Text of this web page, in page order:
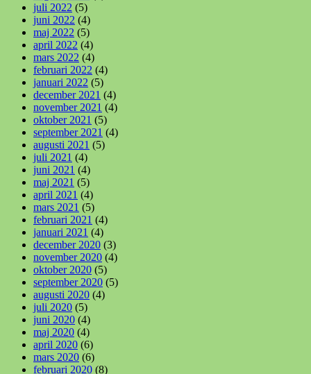
juli 2022 (5)
juni 2022 (4)
maj 2022 (5)
april 2022 (4)
mars 2022 (4)
februari 2022 (4)
januari 2022 (5)
december 2021 (4)
november 2021 (4)
oktober 2021 (5)
september 2021 (4)
augusti 2021 (5)
juli 2021 (4)
juni 2021 (4)
maj 2021 (5)
april 2021 (4)
mars 2021 (5)
februari 2021 (4)
januari 2021 (4)
december 2020 (3)
november 2020 (4)
oktober 2020 (5)
september 2020 (5)
augusti 2020 (4)
juli 2020 (5)
juni 2020 (4)
maj 2020 (4)
april 2020 (6)
mars 2020 (6)
februari 2020 (8)